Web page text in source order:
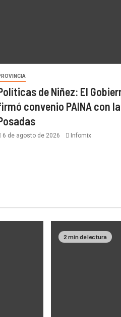
de Niñez: El
convenio PAINA con
6 de agosto de 2026 Infomix
2 min de lectura